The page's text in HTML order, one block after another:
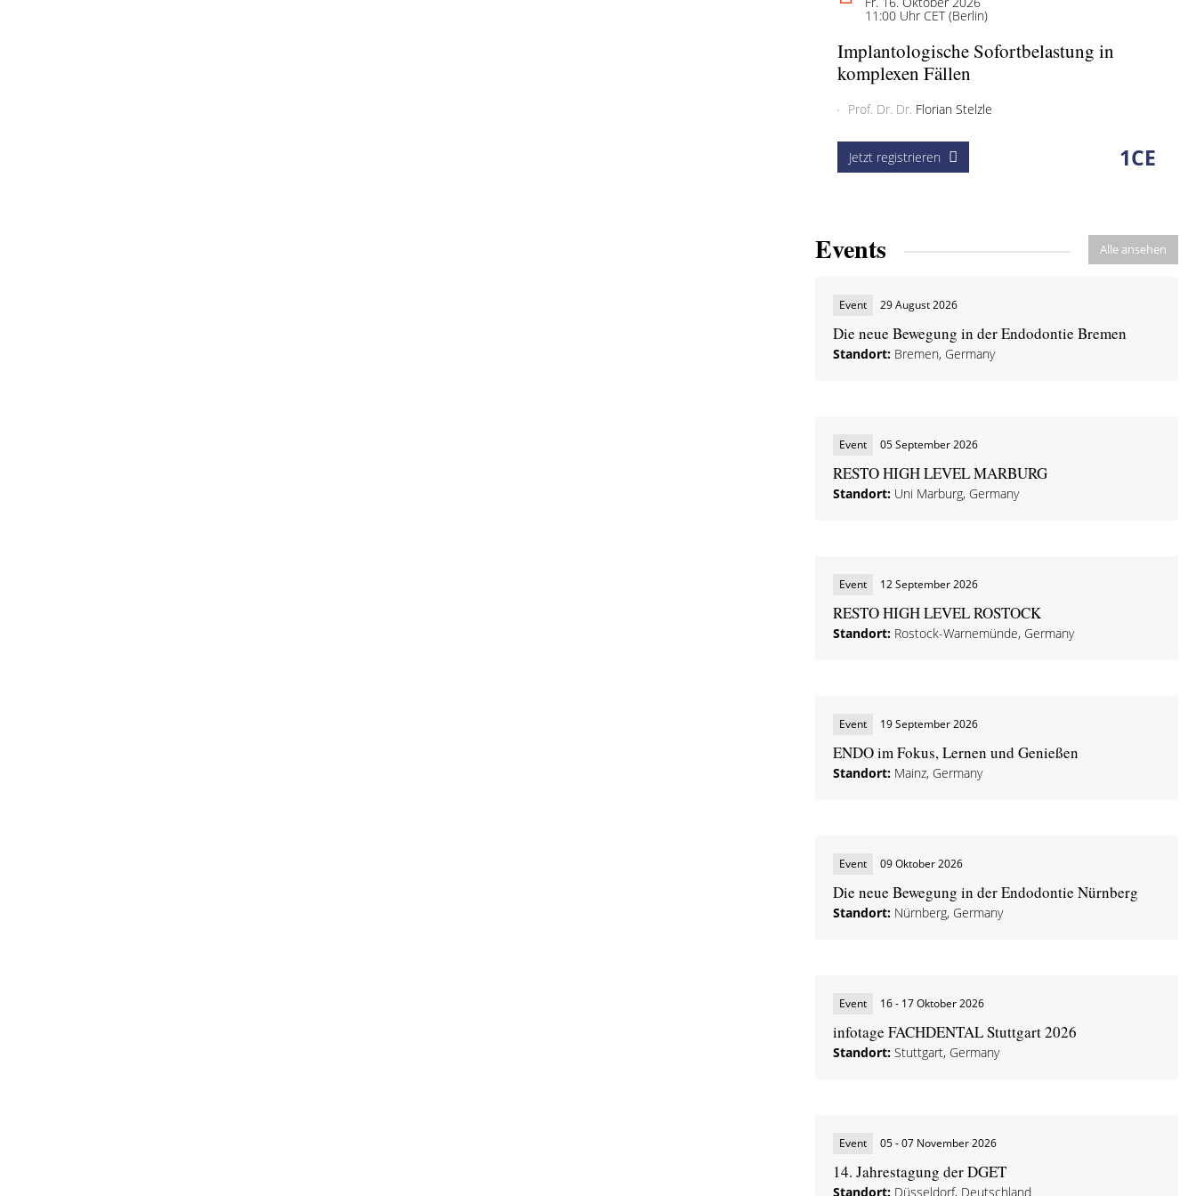
11:00 Uhr CET (Berlin)
Implantologische Sofortbelastung in
komplexen Fällen
Prof. Dr. Dr. Florian Stelzle
Jetzt registrieren 1CE
Events Alle ansehen
Event 29 August 2026
Die neue Bewegung in der Endodontie Bremen
Standort: Bremen, Germany
Event 05 September 2026
RESTO HIGH LEVEL MARBURG
Standort: Uni Marburg, Germany
Event 12 September 2026
RESTO HIGH LEVEL ROSTOCK
Standort: Rostock-Warnemünde, Germany
Event 19 September 2026
ENDO im Fokus, Lernen und Genießen
Standort: Mainz, Germany
Event 09 Oktober 2026
Die neue Bewegung in der Endodontie Nürnberg
Standort: Nürnberg, Germany
Event 16 - 17 Oktober 2026
infotage FACHDENTAL Stuttgart 2026
Standort: Stuttgart, Germany
Event 05 - 07 November 2026
14. Jahrestagung der DGET
Standort: Düsseldorf, Deutschland